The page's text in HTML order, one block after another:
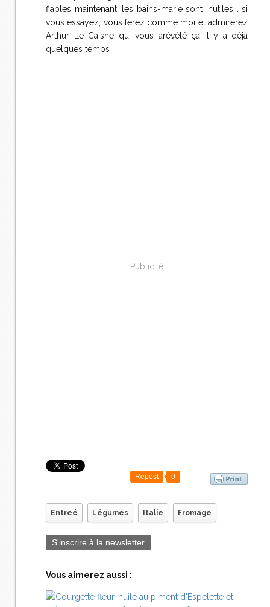
fiables maintenant, les bains-marie sont inutiles... si
vous essayez, vous ferez comme moi et admirerez
Arthur Le Caisne qui vous arévélé ça il y a déjà
quelques temps !
Publicité
Repost 0
Entreé Légumes Italie Fromage
S'inscrire à la newsletter
Vous aimerez aussi :